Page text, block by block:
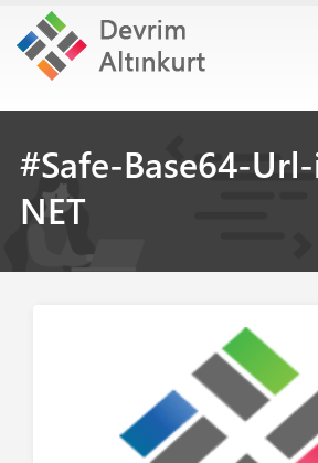
#Safe-Base64-
NET